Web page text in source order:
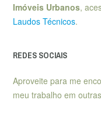
Imóveis Urbanos,
Laudos Técnicos.
REDES SOCIAIS
Aproveite para me
meu trabalho em